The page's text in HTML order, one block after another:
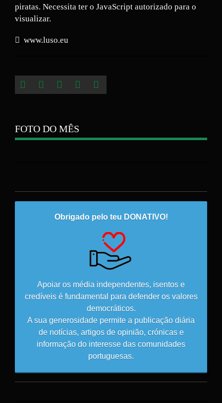
piratas. Necessita ter o JavaScript autorizado para o
visualizar.
www.luso.eu
FOTO DO MÊS
Obrigado pelo teu DONATIVO!
Apoiar os média independentes, isentos e
credíveis é fundamental para defender os valores
democráticos.
A sua generosidade permite a publicação diária
de notícias, artigos de opinião, crónicas e
informação do interesse das comunidades
portuguesas.